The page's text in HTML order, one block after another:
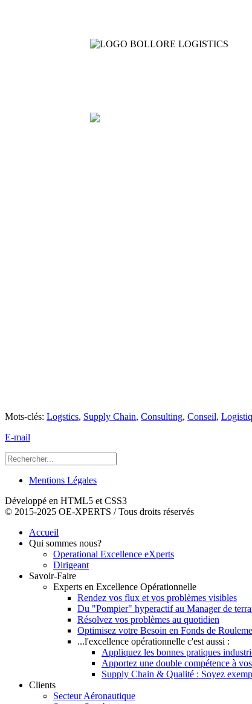
Mots-clés: Logstics, Supply Chain, Consulting, Conseil,
E-mail
Mentions Légales
Développé en HTML5 et CSS3
© 2015-2025 OE-XPERTS / Tous droits réservés
Accueil
Qui sommes nous?
Operational Excellence eXperts
Dirigeant
Savoir-Faire
Experts en Excellence Opérationnelle
Rendez vos flux et vos problèmes visibles
Du "Pompier" hyperactif au Manager de
Résolvez vos problèmes au quotidien
Optimisez votre Besoin en Fonds de
...l'excellence opérationnelle c'est aussi :
Appliquez les bonnes pratiques
Apportez une double compétence à
Supply Chain & Qualité : Soyez
Clients
Secteur Aéronautique